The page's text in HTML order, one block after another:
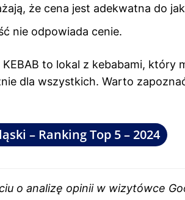
że cena jest adekwatna do
nie odpowiada cenie.
KEBAB to lokal z kebabami,
dla wszystkich. Warto
– Ranking Top 5 – 2024
o analizę opinii w wizytówce